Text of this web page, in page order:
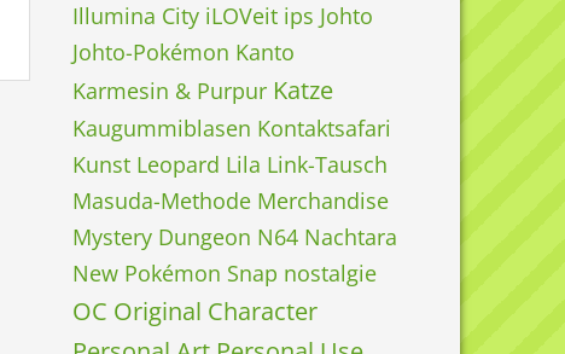
Illumina City iLOVeit ips Johto
Johto-Pokémon Kanto
Karmesin & Purpur Katze
Kaugummiblasen Kontaktsafari
Kunst Leopard Lila Link-Tausch
Masuda-Methode Merchandise
Mystery Dungeon N64 Nachtara
New Pokémon Snap nostalgie
OC Original Character